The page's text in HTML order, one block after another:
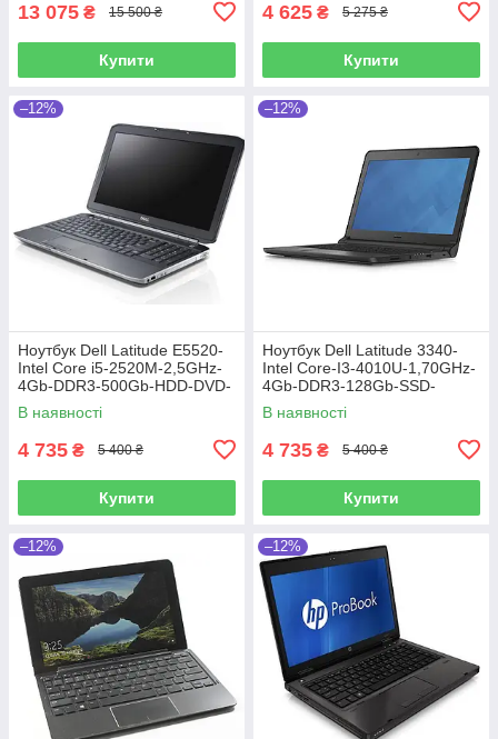
13 075 ₴ 15 500 ₴
Купити
4 625 ₴ 5 275 ₴
Купити
–12%
Ноутбук Dell Latitude E5520-
Intel Core i5-2520M-2,5GHz-
4Gb-DDR3-500Gb-HDD-DVD-
R-W15,6-Web-(B)- Б/В
В наявності
4 735 ₴ 5 400 ₴
Купити
–12%
Ноутбук Dell Latitude 3340-
Intel Core-I3-4010U-1,70GHz-
4Gb-DDR3-128Gb-SSD-
W13.3-Web-(B)-Б/B
В наявності
4 735 ₴ 5 400 ₴
Купити
–12% –12%